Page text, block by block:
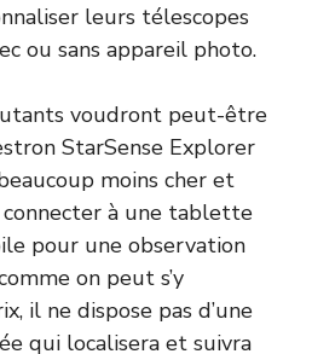
leurs télescopes
ou sans appareil photo.
voudront peut-être
StarSense Explorer
moins cher et
à une tablette
pour une observation
on peut s’y
il ne dispose pas d’une
qui localisera et suivra